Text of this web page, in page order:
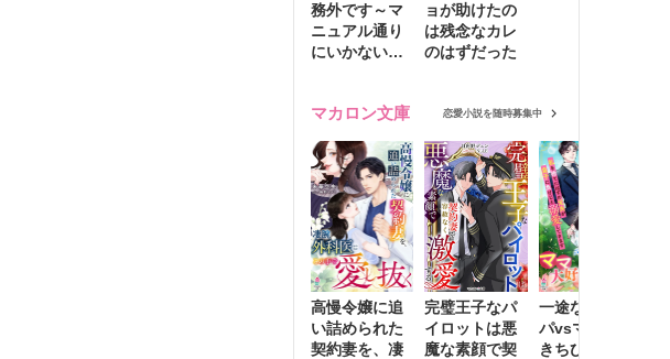
務外です～マ
ニュアル通り
にいかない彼
ョが助けたの
は残念なカレ
のはずだった
マカロン文庫 恋愛小説を随時募集中
高慢令嬢に追
い詰められた
契約妻を、凄
完璧王子なパ
イロットは悪
魔な素顔で契
一途な社長パ
パvsママ大好
きちびっこ息